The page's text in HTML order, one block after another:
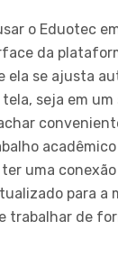
o Eduotec
da
ela se ajusta
seja em
uma
para a
trabalhar de